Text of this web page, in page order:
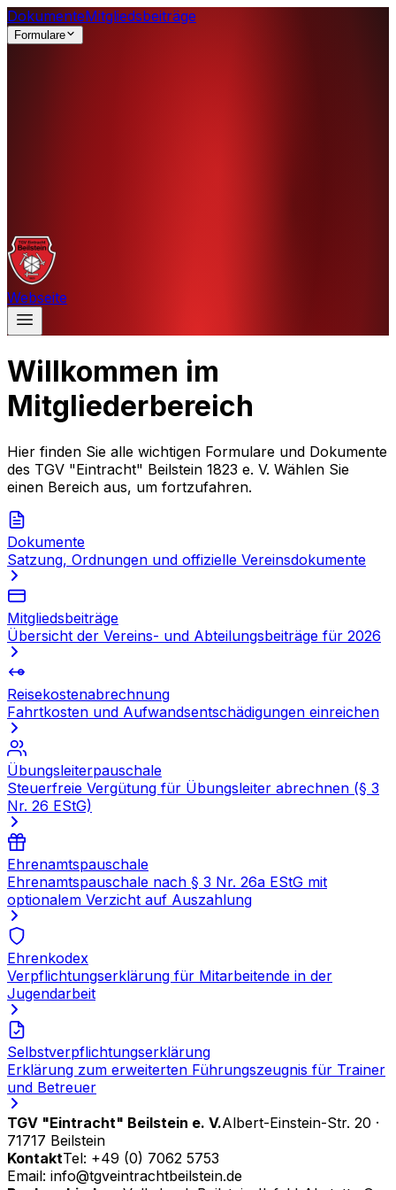
DokumenteMitgliedsbeiträge
Formulare
Webseite
Willkommen im
Mitgliederbereich
Hier finden Sie alle wichtigen Formulare und Dokumente
des TGV "Eintracht" Beilstein 1823 e. V. Wählen Sie
einen Bereich aus, um fortzufahren.
Dokumente
Satzung, Ordnungen und offizielle Vereinsdokumente
Mitgliedsbeiträge
Übersicht der Vereins- und Abteilungsbeiträge für 2026
Reisekostenabrechnung
Fahrtkosten und Aufwandsentschädigungen einreichen
Übungsleiterpauschale
Steuerfreie Vergütung für Übungsleiter abrechnen (§ 3
Nr. 26 EStG)
Ehrenamtspauschale
Ehrenamtspauschale nach § 3 Nr. 26a EStG mit
optionalem Verzicht auf Auszahlung
Ehrenkodex
Verpflichtungserklärung für Mitarbeitende in der
Jugendarbeit
Selbstverpflichtungserklärung
Erklärung zum erweiterten Führungszeugnis für Trainer
und Betreuer
TGV "Eintracht" Beilstein e. V.Albert-Einstein-Str. 20 ·
71717 Beilstein
KontaktTel: +49 (0) 7062 5753
Email: info@tgveintrachtbeilstein.de